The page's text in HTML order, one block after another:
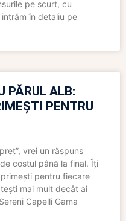
pe scurt, cu
în detaliu pe
PĂRUL ALB:
PENTRU
vrei un răspuns
costul până la final. Îți
pentru fiecare
mai mult decât ai
Capelli Gama